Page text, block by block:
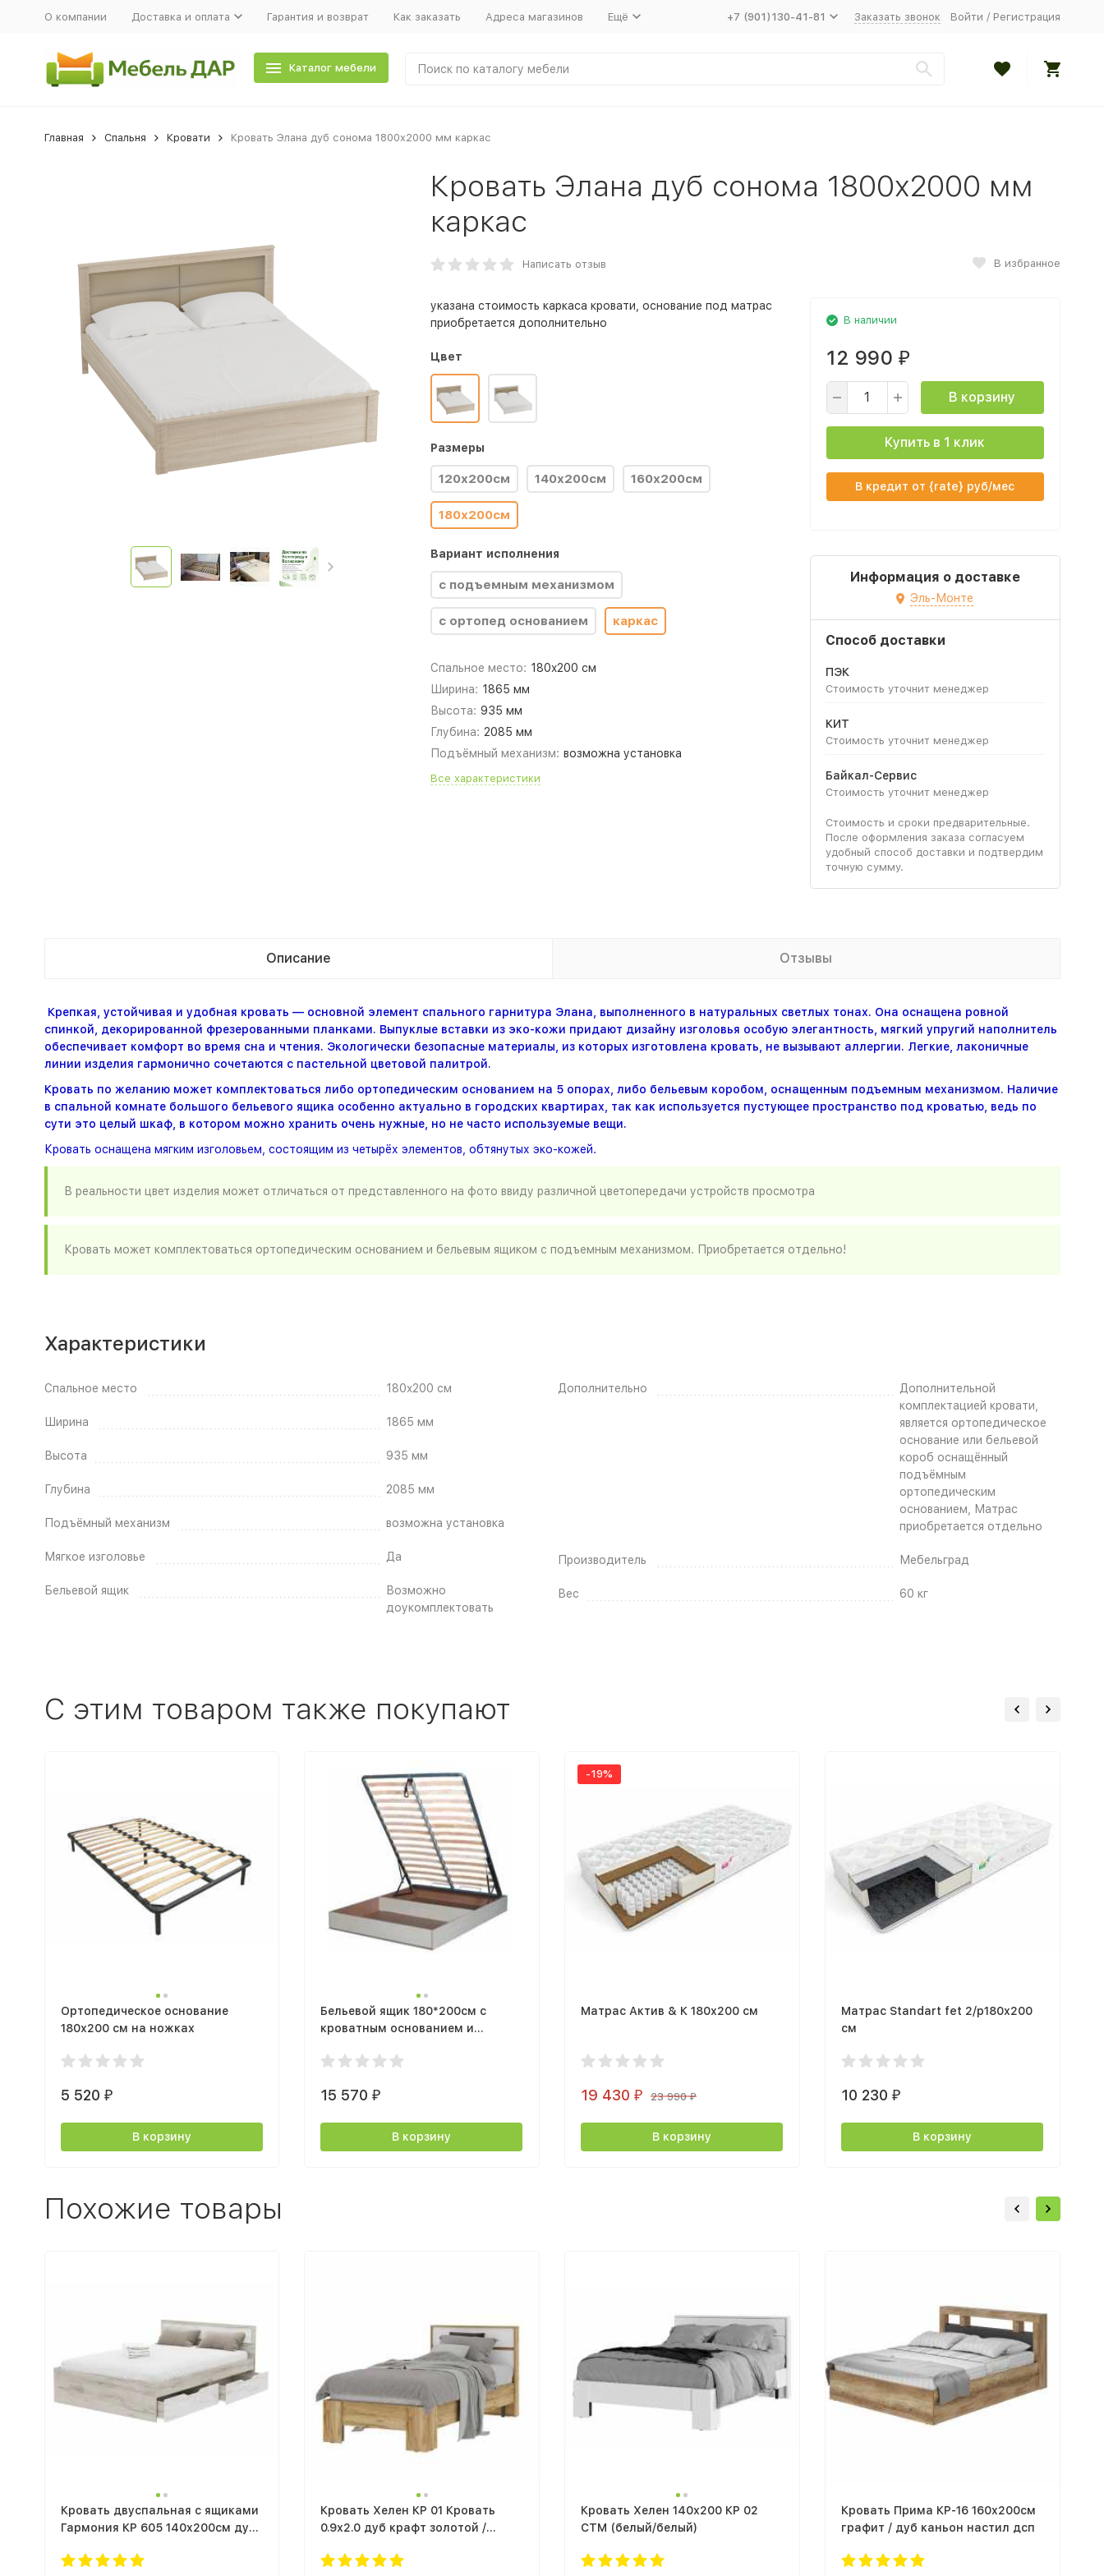
О компании Доставка и оплата Гарантия и возврат Как заказать Адреса магазинов Ещё +7 (901)130-41-81 Заказать звонок Войти / Регистрация
Каталог мебели
Главная Спальня Кровати Кровать Элана дуб сонома 1800x2000 мм каркас
Кровать Элана дуб сонома 1800x2000 мм
каркас
Написать отзыв В избранное
указана стоимость каркаса кровати, основание под матрас
приобретается дополнительно
Цвет
Размеры
120х200см 140х200см 160х200см
180х200см
Вариант исполнения
с подъемным механизмом
с ортопед основанием каркас
Спальное место: 180x200 см
Ширина: 1865 мм
Высота: 935 мм
Глубина: 2085 мм
Подъёмный механизм: возможна установка
Все характеристики
В наличии
12 990 ₽
В корзину
Купить в 1 клик
В кредит от {rate} руб/мес
Информация о доставке
Эль-Монте
Способ доставки
ПЭК
Стоимость уточнит менеджер
КИТ
Стоимость уточнит менеджер
Байкал-Сервис
Стоимость уточнит менеджер
Стоимость и сроки предварительные.
После оформления заказа согласуем
удобный способ доставки и подтвердим
точную сумму.
Описание Отзывы
Крепкая, устойчивая и удобная кровать — основной элемент спального гарнитура Элана, выполненного в натуральных светлых тонах. Она оснащена ровной
спинкой, декорированной фрезерованными планками. Выпуклые вставки из эко-кожи придают дизайну изголовья особую элегантность, мягкий упругий наполнитель
обеспечивает комфорт во время сна и чтения. Экологически безопасные материалы, из которых изготовлена кровать, не вызывают аллергии. Легкие, лаконичные
линии изделия гармонично сочетаются с пастельной цветовой палитрой.
Кровать по желанию может комплектоваться либо ортопедическим основанием на 5 опорах, либо бельевым коробом, оснащенным подъемным механизмом. Наличие
в спальной комнате большого бельевого ящика особенно актуально в городских квартирах, так как используется пустующее пространство под кроватью, ведь по
сути это целый шкаф, в котором можно хранить очень нужные, но не часто используемые вещи.
Кровать оснащена мягким изголовьем, состоящим из четырёх элементов, обтянутых эко-кожей.
В реальности цвет изделия может отличаться от представленного на фото ввиду различной цветопередачи устройств просмотра
Кровать может комплектоваться ортопедическим основанием и бельевым ящиком с подъемным механизмом. Приобретается отдельно!
Характеристики
Спальное место 180x200 см
Ширина 1865 мм
Высота 935 мм
Глубина 2085 мм
Подъёмный механизм возможна установка
Мягкое изголовье Да
Бельевой ящик
Возможно
доукомплектовать
Дополнительно
Дополнительной
комплектацией кровати,
является ортопедическое
основание или бельевой
короб оснащённый
подъёмным
ортопедическим
основанием, Матрас
приобретается отдельно
Производитель Мебельград
Вес 60 кг
C этим товаром также покупают
Ортопедическое основание
180х200 см на ножках
5 520 ₽
В корзину
Бельевой ящик 180*200см с
кроватным основанием и
15 570₽
В корзину
-19%
Матрас Актив & К 180х200 cм
19 430 ₽ 23 990₽
В корзину
Матрас Standart fet 2/р180х200
см
10 230 ₽
В корзину
Похожие товары
Кровать двуспальная с ящиками
Гармония КР 605 140x200см дуб
Кровать Хелен КР 01 Кровать
0.9х2.0 дуб крафт золотой /
Кровать Хелен 140х200 КР 02
СТМ (белый/белый)
Кровать Прима КР-16 160х200см
графит / дуб каньон настил дсп